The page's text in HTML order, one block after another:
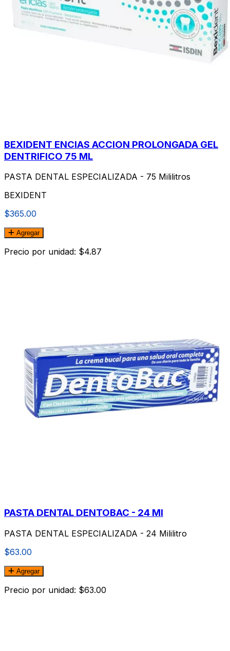
BEXIDENT ENCIAS ACCION PROLONGADA GEL
DENTRIFICO 75 ML
PASTA DENTAL ESPECIALIZADA - 75 Mililitros
BEXIDENT
$365.00
Agregar
Precio por unidad: $4.87
PASTA DENTAL DENTOBAC - 24 Ml
PASTA DENTAL ESPECIALIZADA - 24 Mililitro
$63.00
Agregar
Precio por unidad: $63.00